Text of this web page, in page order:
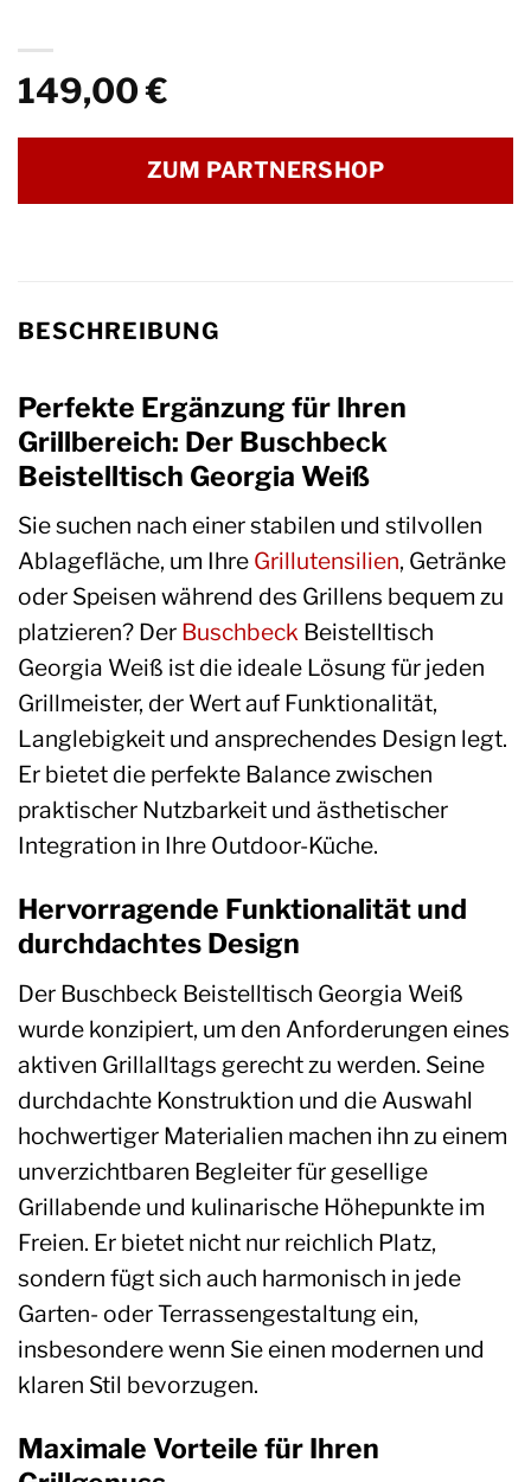
149,00€
ZUM PARTNERSHOP
BESCHREIBUNG
Perfekte Ergänzung für Ihren
Grillbereich: Der Buschbeck
Beistelltisch Georgia Weiß
Sie suchen nach einer stabilen und stilvollen
Ablagefläche, um Ihre Grillutensilien, Getränke
oder Speisen während des Grillens bequem zu
platzieren? Der Buschbeck Beistelltisch
Georgia Weiß ist die ideale Lösung für jeden
Grillmeister, der Wert auf Funktionalität,
Langlebigkeit und ansprechendes Design legt.
Er bietet die perfekte Balance zwischen
praktischer Nutzbarkeit und ästhetischer
Integration in Ihre Outdoor-Küche.
Hervorragende Funktionalität und
durchdachtes Design
Der Buschbeck Beistelltisch Georgia Weiß
wurde konzipiert, um den Anforderungen eines
aktiven Grillalltags gerecht zu werden. Seine
durchdachte Konstruktion und die Auswahl
hochwertiger Materialien machen ihn zu einem
unverzichtbaren Begleiter für gesellige
Grillabende und kulinarische Höhepunkte im
Freien. Er bietet nicht nur reichlich Platz,
sondern fügt sich auch harmonisch in jede
Garten- oder Terrassengestaltung ein,
insbesondere wenn Sie einen modernen und
klaren Stil bevorzugen.
Maximale Vorteile für Ihren